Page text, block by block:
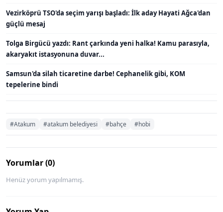
Vezirköprü TSO'da seçim yarışı başladı: İlk aday Hayati Ağca'dan
güçlü mesaj
Tolga Birgücü yazdı: Rant çarkında yeni halka! Kamu parasıyla,
akaryakıt istasyonuna duvar...
Samsun'da silah ticaretine darbe! Cephanelik gibi, KOM
tepelerine bindi
#Atakum #atakum belediyesi #bahçe #hobi
Yorumlar (0)
Henüz yorum yapılmamış.